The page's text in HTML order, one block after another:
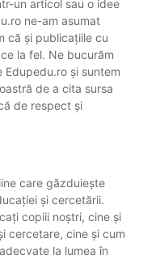
un articol sau o idee
ne-am asumat
că și publicațiile cu
la fel. Ne bucurăm
și suntem
de a cita sursa
de respect și
care găzduiește
și cercetării.
copiii noștri, cine și
cercetare, cine și cum
la lumea în